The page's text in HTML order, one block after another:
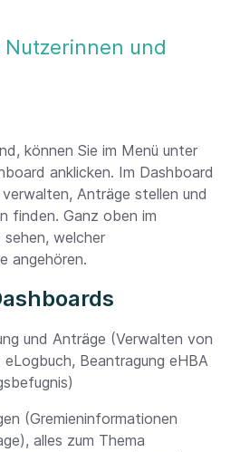
und
können Sie im Menü unter
anklicken. Im Dashboard
Anträge stellen und
finden. Ganz oben im
welcher
angehören.
und Anträge (Verwalten von
Beantragung eHBA
(Gremieninformationen
alles zum Thema